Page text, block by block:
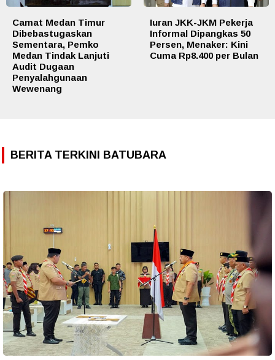
Camat Medan Timur
Dibebastugaskan
Sementara, Pemko
Medan Tindak Lanjuti
Audit Dugaan
Penyalahgunaan
Wewenang
Iuran JKK-JKM Pekerja
Informal Dipangkas 50
Persen, Menaker: Kini
Cuma Rp8.400 per Bulan
BERITA TERKINI BATUBARA